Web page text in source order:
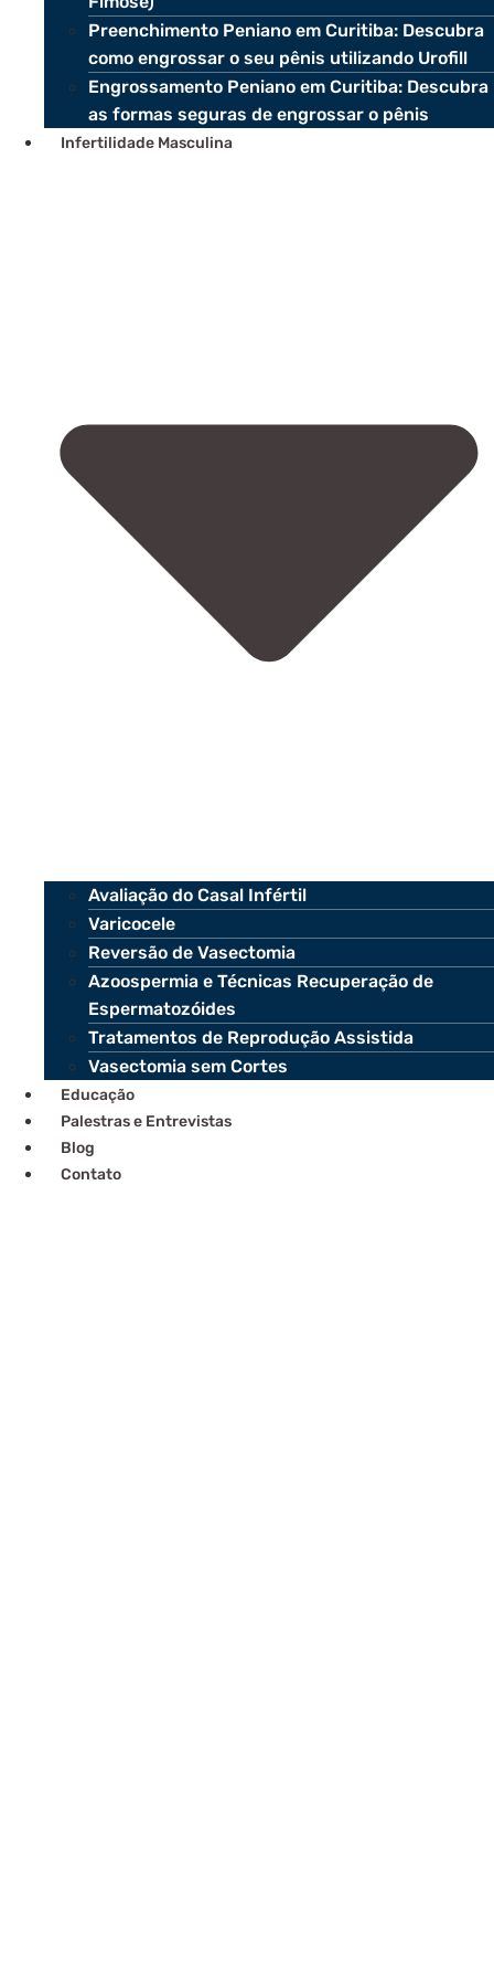
Preenchimento Peniano em Curitiba: Descubra
como engrossar o seu pênis utilizando Urofill
Engrossamento Peniano em Curitiba: Descubra
as formas seguras de engrossar o pênis
Infertilidade Masculina
Avaliação do Casal Infértil
Varicocele
Reversão de Vasectomia
Azoospermia e Técnicas Recuperação de
Espermatozóides
Tratamentos de Reprodução Assistida
Vasectomia sem Cortes
Educação
Palestras e Entrevistas
Blog
Contato